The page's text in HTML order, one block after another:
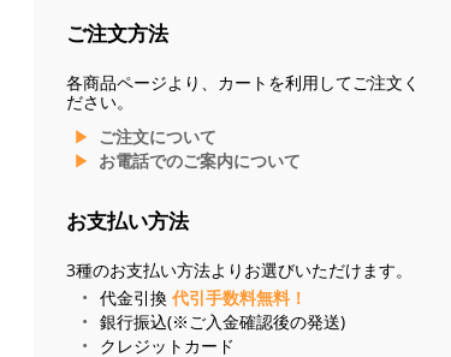
ご注文方法
各商品ページより、カートを利用してご注文く
ださい。
ご注文について
お電話でのご案内について
お支払い方法
3種のお支払い方法よりお選びいただけます。
代金引換 代引手数料無料！
銀行振込(※ご入金確認後の発送)
クレジットカード